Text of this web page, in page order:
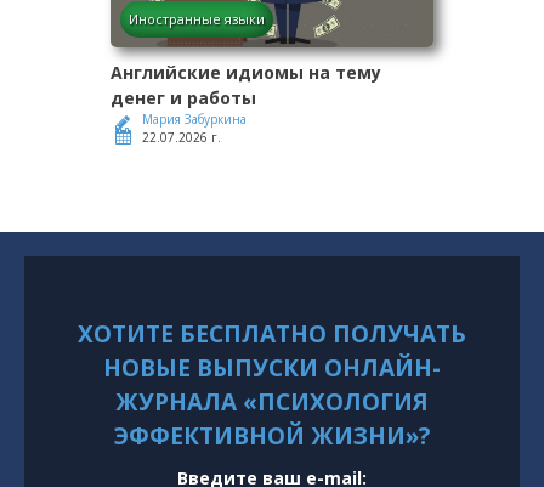
Иностранные языки
Английские идиомы на тему
денег и работы
Мария Забуркина
22.07.2026 г.
ХОТИТЕ БЕСПЛАТНО ПОЛУЧАТЬ
НОВЫЕ ВЫПУСКИ ОНЛАЙН-
ЖУРНАЛА «ПСИХОЛОГИЯ
ЭФФЕКТИВНОЙ ЖИЗНИ»?
Введите ваш e-mail: